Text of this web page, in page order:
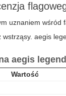
uznaniem wśród
wstrząsy.aegis
aegis
Wartość